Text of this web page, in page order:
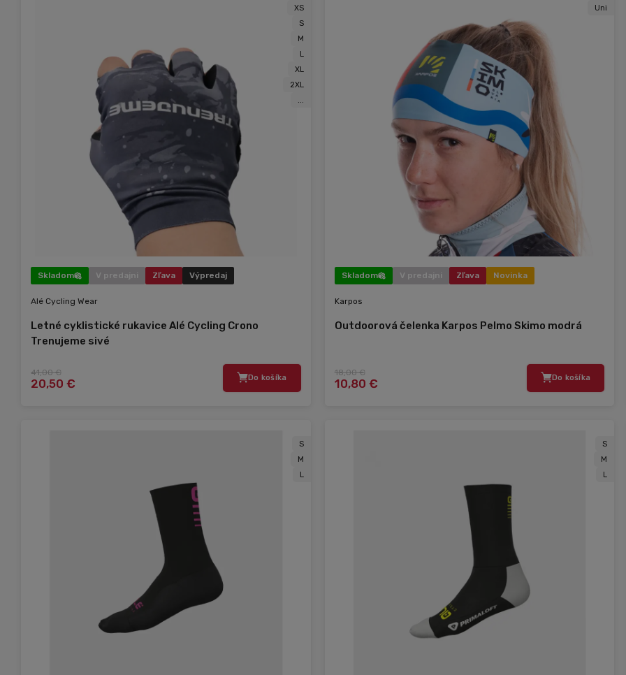
XS
S
M
L
XL
2XL
...
Skladom V predajni Zľava Výpredaj
Alé Cycling Wear
Letné cyklistické rukavice Alé Cycling Crono
Trenujeme sivé
41,00 €
20,50 € Do košíka
Uni
Skladom V predajni Zľava Novinka
Karpos
Outdoorová čelenka Karpos Pelmo Skimo modrá
18,00 €
10,80 € Do košíka
S
M
L
S
M
L